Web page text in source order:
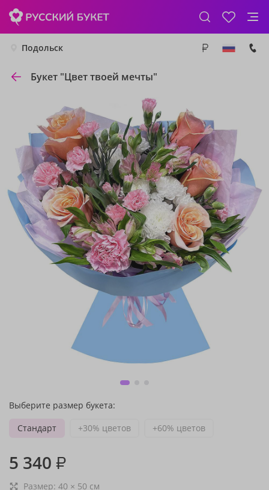
Подольск
Букет "Цвет твоей мечты"
Выберите размер букета:
Стандарт
+30% цветов +60% цветов
5 340 ₽
Размер: 40 × 50 см